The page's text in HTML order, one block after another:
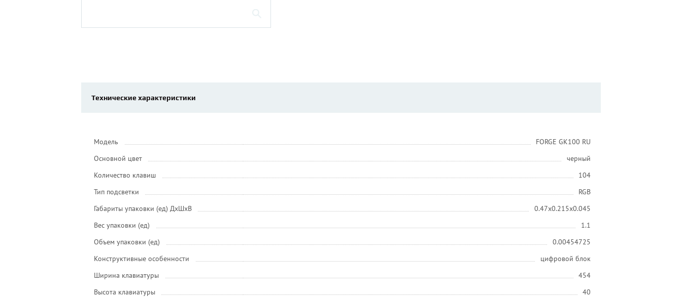
Технические характеристики
Модель
FORGE GK100 RU
Основной цвет
черный
Количество клавиш
104
Тип подсветки
RGB
Габариты упаковки (ед) ДхШхВ
0.47x0.215x0.045
Вес упаковки (ед)
1.1
Объем упаковки (ед)
0.00454725
Конструктивные особенности
цифровой блок
Ширина клавиатуры
454
Высота клавиатуры
40